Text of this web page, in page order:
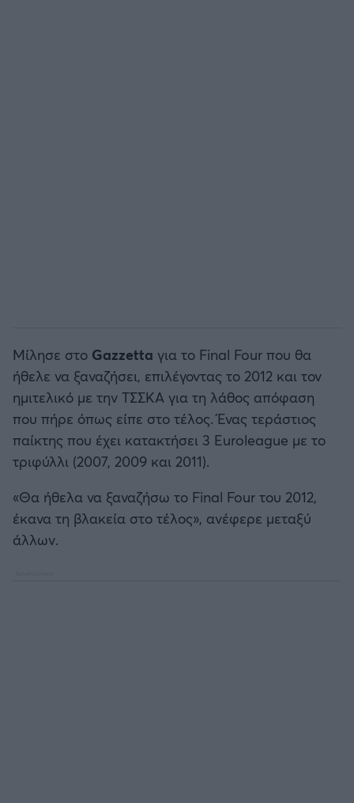
Παρί Σεν Ζερμέν
Μίλησε στο Gazzetta για το Final Four που θα
ήθελε να ξαναζήσει, επιλέγοντας το 2012 και τον
ημιτελικό με την ΤΣΣΚΑ για τη λάθος απόφαση
που πήρε όπως είπε στο τέλος. Ένας τεράστιος
παίκτης που έχει κατακτήσει 3 Euroleague με το
τριφύλλι (2007, 2009 και 2011).
«Θα ήθελα να ξαναζήσω το Final Four του 2012,
έκανα τη βλακεία στο τέλος», ανέφερε μεταξύ
άλλων.